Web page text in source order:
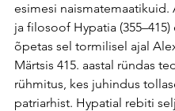
esimesi naismatemaatikuid.
ja filosoof Hypatia (355–415)
õpetas sel tormilisel ajal
Märtsis 415. aastal ründas
rühmitus, kes juhindus
patriarhist. Hypatial rebiti